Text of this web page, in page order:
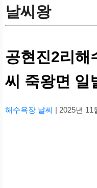
날씨왕
공현진2리해
씨 죽왕면 일
해수욕장 날씨 | 2025년 11